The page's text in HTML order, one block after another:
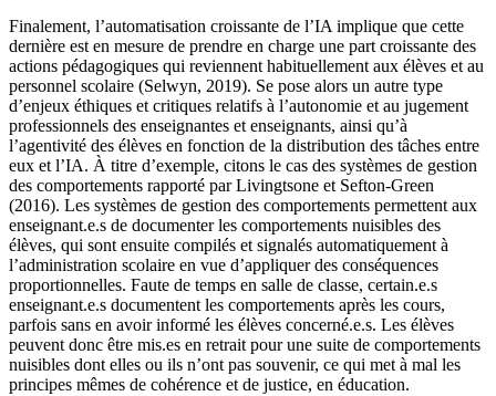
Finalement, l’automatisation croissante de l’IA implique que cette
dernière est en mesure de prendre en charge une part croissante des
actions pédagogiques qui reviennent habituellement aux élèves et au
personnel scolaire (Selwyn, 2019). Se pose alors un autre type
d’enjeux éthiques et critiques relatifs à l’autonomie et au jugement
professionnels des enseignantes et enseignants, ainsi qu’à
l’agentivité des élèves en fonction de la distribution des tâches entre
eux et l’IA. À titre d’exemple, citons le cas des systèmes de gestion
des comportements rapporté par Livingtsone et Sefton-Green
(2016). Les systèmes de gestion des comportements permettent aux
enseignant.e.s de documenter les comportements nuisibles des
élèves, qui sont ensuite compilés et signalés automatiquement à
l’administration scolaire en vue d’appliquer des conséquences
proportionnelles. Faute de temps en salle de classe, certain.e.s
enseignant.e.s documentent les comportements après les cours,
parfois sans en avoir informé les élèves concerné.e.s. Les élèves
peuvent donc être mis.es en retrait pour une suite de comportements
nuisibles dont elles ou ils n’ont pas souvenir, ce qui met à mal les
principes mêmes de cohérence et de justice, en éducation.